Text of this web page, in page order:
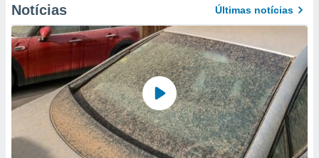
Notícias Últimas notícias